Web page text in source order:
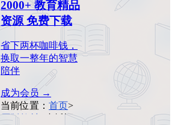
2000+ 教育精品
资源 免费下载
省下两杯咖啡钱，
换取一整年的智慧
陪伴
成为会员 →
当前位置： 首页>
原版教材
小托福